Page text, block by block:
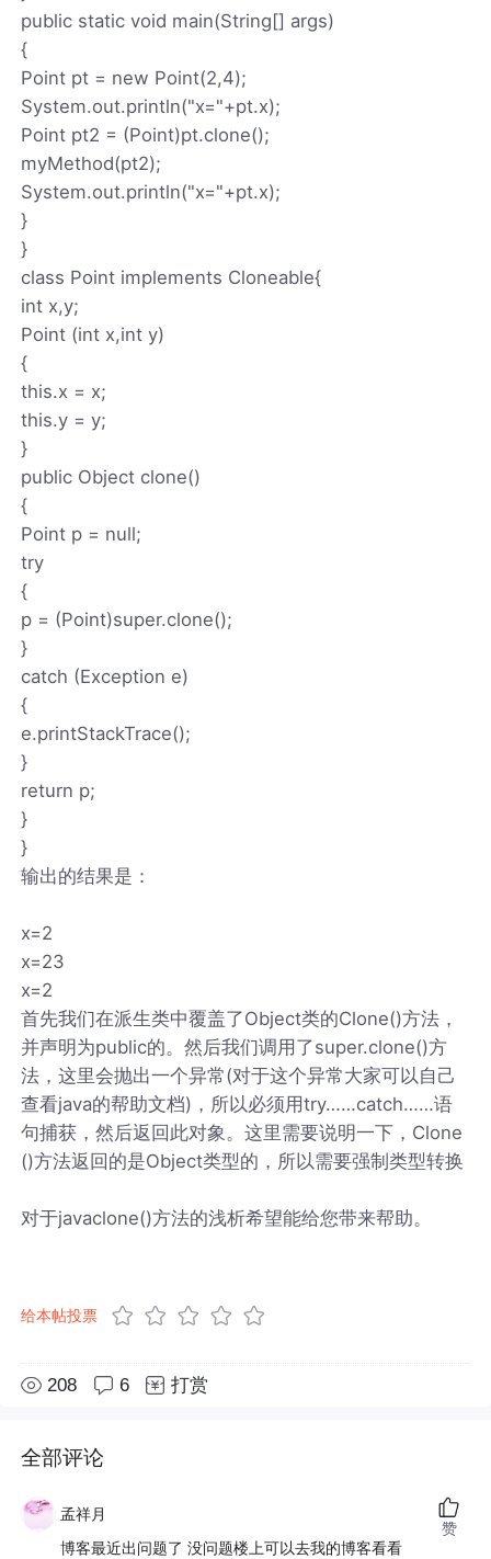
public static void main(String[] args)
{
Point pt = new Point(2,4);
System.out.println("x="+pt.x);
Point pt2 = (Point)pt.clone();
myMethod(pt2);
System.out.println("x="+pt.x);
}
}
class Point implements Cloneable{
int x,y;
Point (int x,int y)
{
this.x = x;
this.y = y;
}
public Object clone()
{
Point p = null;
try
{
p = (Point)super.clone();
}
catch (Exception e)
{
e.printStackTrace();
}
return p;
}
}
输出的结果是：
x=2
x=23
x=2
首先我们在派生类中覆盖了Object类的Clone()方法，
并声明为public的。然后我们调用了super.clone()方
法，这里会抛出一个异常(对于这个异常大家可以自己
查看java的帮助文档)，所以必须用try……catch……语
句捕获，然后返回此对象。这里需要说明一下，Clone
()方法返回的是Object类型的，所以需要强制类型转换
对于javaclone()方法的浅析希望能给您带来帮助。
给本帖投票
208 6 打赏
全部评论
孟祥月
博客最近出问题了 没问题楼上可以去我的博客看看
赞